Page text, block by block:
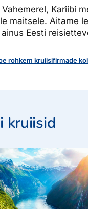
uudised... Kariibi
maitsele. Aitame
Eesti
rohkem kruiisifirmade
kruiisid